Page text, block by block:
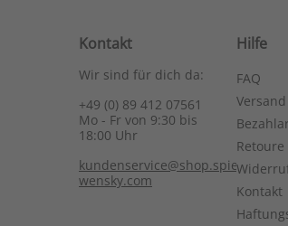
Hilfe
FAQ
Versand
Retoure
Kontakt
Kontakt
Wir sind für dich da:
+49 (0) 89 412 07561
Mo - Fr von 9:30 bis
18:00 Uhr
kundenservice@shop.spieth-
wensky.com